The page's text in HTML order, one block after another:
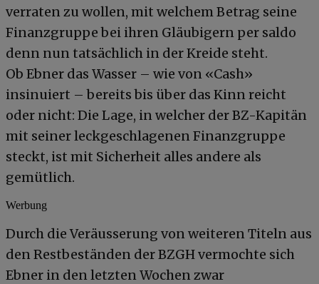
verraten zu wollen, mit welchem Betrag seine
Finanzgruppe bei ihren Gläubigern per saldo
denn nun tatsächlich in der Kreide steht.
Ob Ebner das Wasser – wie von «Cash»
insinuiert – bereits bis über das Kinn reicht
oder nicht: Die Lage, in welcher der BZ-Kapitän
mit seiner leckgeschlagenen Finanzgruppe
steckt, ist mit Sicherheit alles andere als
gemütlich.
Werbung
Durch die Veräusserung von weiteren Titeln aus
den Restbeständen der BZGH vermochte sich
Ebner in den letzten Wochen zwar